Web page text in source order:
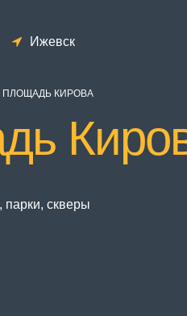
Ижевск
ПЛОЩАДЬ КИРОВА
парки, скверы